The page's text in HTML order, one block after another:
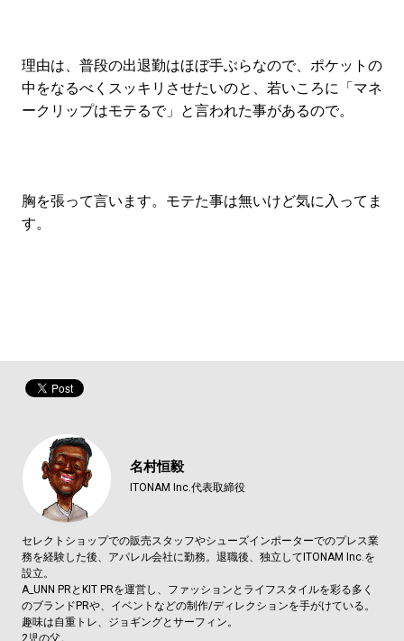
理由は、普段の出退勤はほぼ手ぶらなので、ポケットの
中をなるべくスッキリさせたいのと、若いころに「マネ
ークリップはモテるで」と言われた事があるので。
胸を張って言います。モテた事は無いけど気に入ってま
す。
名村恒毅
ITONAM Inc.代表取締役
セレクトショップでの販売スタッフやシューズインポーターでのプレス業
務を経験した後、アパレル会社に勤務。退職後、独立してITONAM Inc.を
設立。
A_UNN PRとKIT PRを運営し、ファッションとライフスタイルを彩る多く
のブランドPRや、イベントなどの制作/ディレクションを手がけている。
趣味は自重トレ、ジョギングとサーフィン。
2児の父。